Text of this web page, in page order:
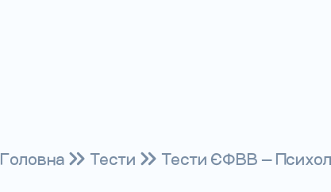
Головна Тести Тести ЄФВВ —